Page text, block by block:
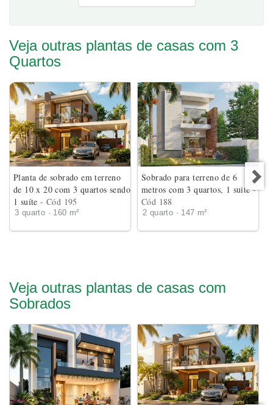
Veja outras plantas de casas com 3
Quartos
Planta de sobrado em terreno
de 10 x 20 com 3 quartos sendo
1 suíte- Cód 195
3 quarto · 160 m²
Sobrado para terreno de 6
metros com 3 quartos, 1 suite-
Cód 188
2 quarto · 147 m²
Veja outras plantas de casas com
Sobrados